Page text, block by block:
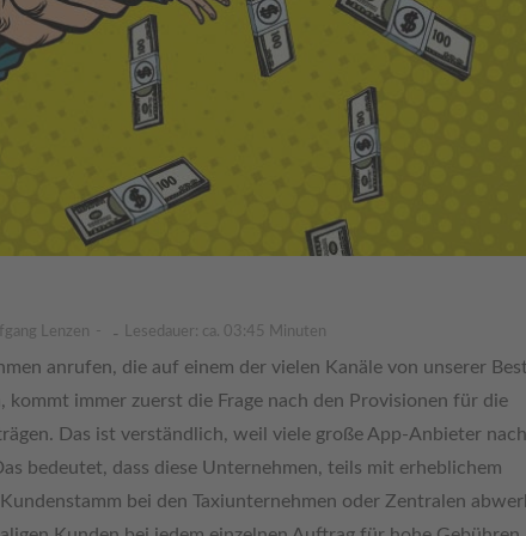
Lenzen - Lesedauer: ca. 03:45 Minuten
anrufen, die auf einem der vielen Kanäle von unserer
immer zuerst die Frage nach den Provisionen für die
Das ist verständlich, weil viele große App-Anbieter
bedeutet, dass diese Unternehmen, teils mit erheblichem
bei den Taxiunternehmen oder Zentralen